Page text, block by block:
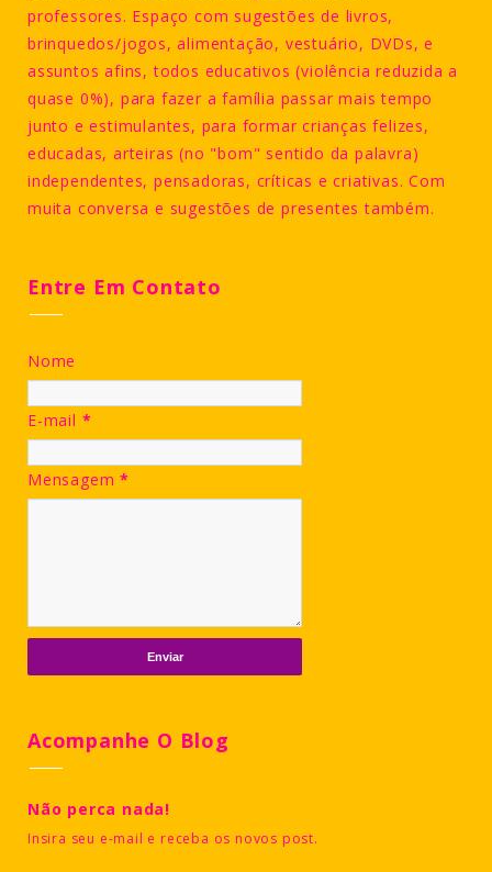
professores. Espaço com sugestões de livros,
brinquedos/jogos, alimentação, vestuário, DVDs, e
assuntos afins, todos educativos (violência reduzida a
quase 0%), para fazer a família passar mais tempo
junto e estimulantes, para formar crianças felizes,
educadas, arteiras (no "bom" sentido da palavra)
independentes, pensadoras, críticas e criativas. Com
muita conversa e sugestões de presentes também.
Entre Em Contato
Nome
E-mail *
Mensagem*
Acompanhe O Blog
Não perca nada!
Insira seu e-mail e receba os novos post.